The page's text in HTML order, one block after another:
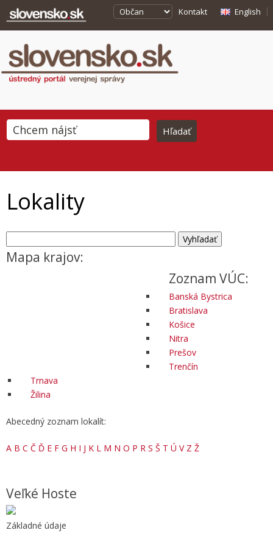
Kontakt English
Lokality
Mapa krajov:
Zoznam VÚC:
Banská Bystrica
Bratislava
Košice
Nitra
Prešov
Trenčín
Trnava
Žilina
Abecedný zoznam lokalít:
A B C Č Ď E F G H I J K L M N O P R S Š T Ú V Z Ž
Veľké Hoste
Základné údaje